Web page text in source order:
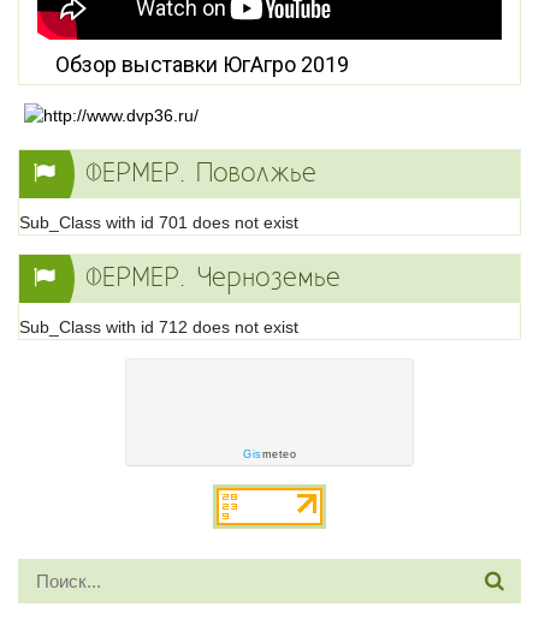
Обзор выставки ЮгАгро 2019
ФЕРМЕР. Поволжье
Sub_Class with id 701 does not exist
ФЕРМЕР. Черноземье
Sub_Class with id 712 does not exist
Gismeteo